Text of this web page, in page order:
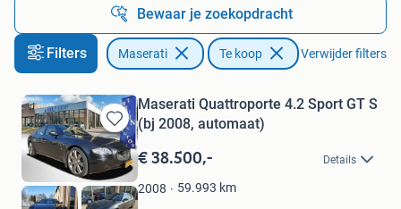
Bewaar je zoekopdracht
Filters
Auto's Maserati Te koop Verwijder filters
Bewaren
in
Mijn
Favorieten
Maserati Quattroporte 4.2 Sport GT S
(bj 2008, automaat)
€ 38.500,- Details
2008 59.993 km